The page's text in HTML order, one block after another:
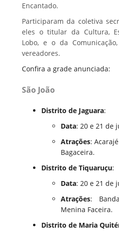
Encantado.
Participaram da coletiva
eles o titular da Cultura,
Lobo, e o da
vereadores.
Confira a grade anunciada:
São João
Distrito de Jaguara:
Data: 20 e 21 de
Atrações:
Bagaceira.
Distrito de Tiquaruçu:
Data: 20 e 21 de
Atrações:
Menina Faceira.
Distrito de Maria